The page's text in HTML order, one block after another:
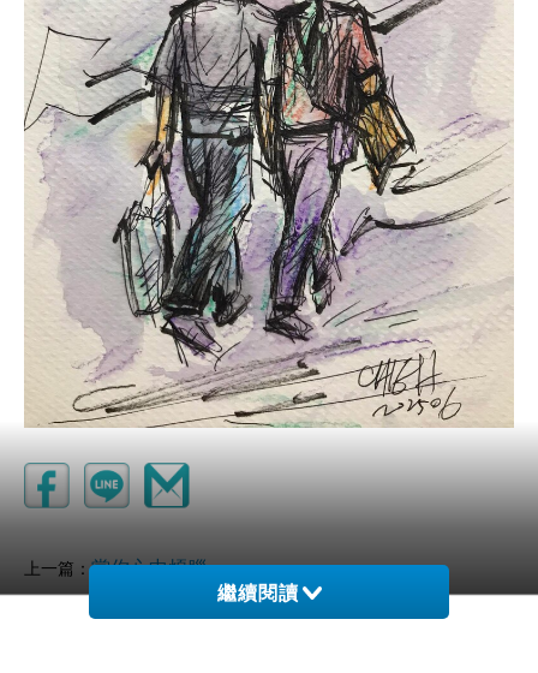
上一篇：當你心中煩腦
下一篇：
繼續閱讀